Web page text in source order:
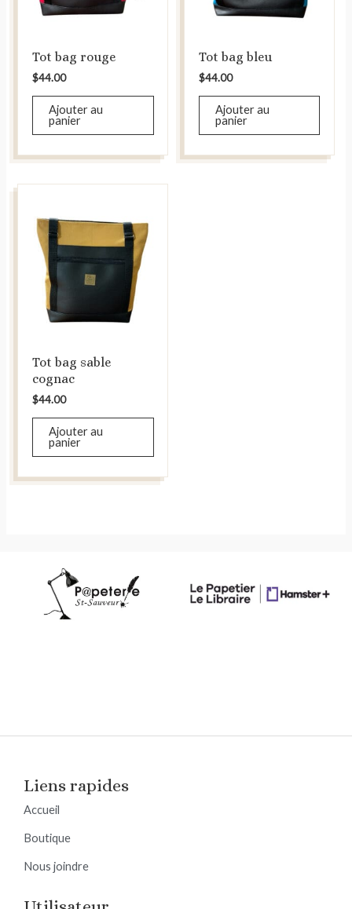
Tot bag rouge
$44.00
Ajouter au
panier
Tot bag bleu
$44.00
Ajouter au
panier
Tot bag sable
cognac
$44.00
Ajouter au
panier
Liens rapides
Accueil
Boutique
Nous joindre